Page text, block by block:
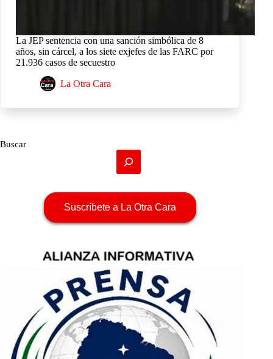
La JEP sentencia con una sanción simbólica de 8
años, sin cárcel, a los siete exjefes de las FARC por
21.936 casos de secuestro
La Otra Cara
Buscar
Suscríbete a La Otra Cara